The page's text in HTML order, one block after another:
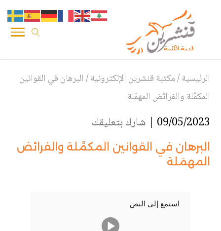
الرئيسية/مكتبة قنشرين الإلكترونية/البرهان في القوانين
المكمَّلة والفرائض المهمَلة
09/05/2023 | شارك بتعليقك
البرهان في القوانين المكمَّلة والفرائض
المهمَلة
استمع إلى النص